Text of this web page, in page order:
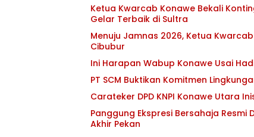
Ketua Kwarcab Konawe Bekali
Gelar Terbaik di Sultra
Menuju Jamnas 2026, Ketua
Cibubur
Ini Harapan Wabup Konawe Usai
PT SCM Buktikan Komitmen
Carateker DPD KNPI Konawe Utara
Panggung Ekspresi Bersahaja Resmi
Akhir Pekan